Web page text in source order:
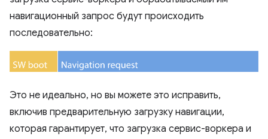
навигационный запрос будут происходить
последовательно:
Это не идеально, но вы можете это исправить,
включив предварительную загрузку навигации,
которая гарантирует, что загрузка сервис-воркера и